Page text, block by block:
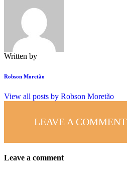
Written by
Robson Moretão
View all posts by Robson Moretão
LEAVE A COMMENT
Leave a comment